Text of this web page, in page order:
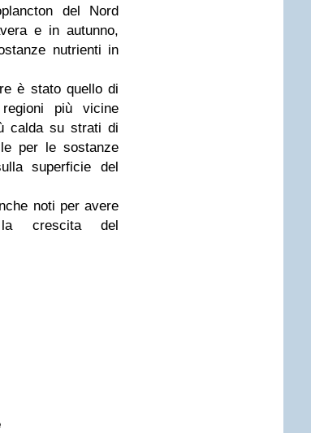
del Nord
e in autunno,
nutrienti in
è stato quello di
più vicine
calda su strati di
per le sostanze
superficie del
noti per avere
crescita del